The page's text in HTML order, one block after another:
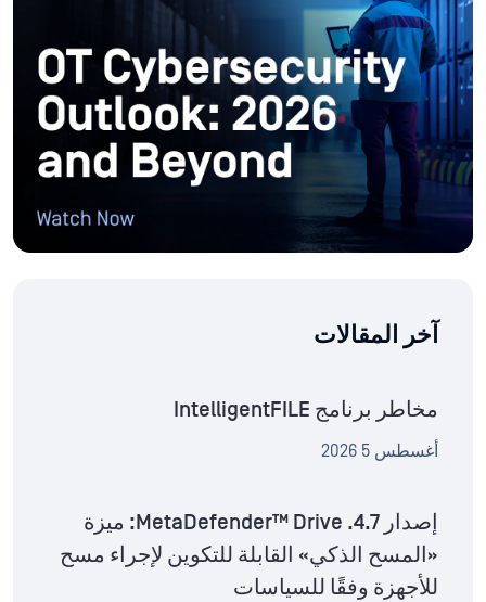
آخر المقالات
مخاطر برنامج IntelligentFILE
أغسطس 5 2026
إصدار MetaDefender™ Drive .4.7: ميزة
«المسح الذكي» القابلة للتكوين لإجراء مسح
للأجهزة وفقًا للسياسات